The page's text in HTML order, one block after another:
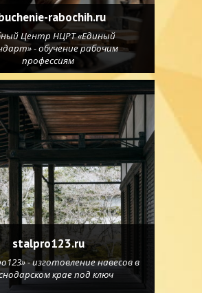
rabochih.ru
Центр НЦРТ «Единый
- обучение рабочим
профессиям
stalpro123.ru
- изготовление навесов в
крае под ключ